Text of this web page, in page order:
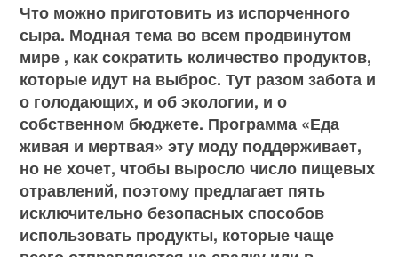
Что можно приготовить из испорченного
сыра. Модная тема во всем продвинутом
мире , как сократить количество продуктов,
которые идут на выброс. Тут разом забота и
о голодающих, и об экологии, и о
собственном бюджете. Программа «Еда
живая и мертвая» эту моду поддерживает,
но не хочет, чтобы выросло число пищевых
отравлений, поэтому предлагает пять
исключительно безопасных способов
использовать продукты, которые чаще